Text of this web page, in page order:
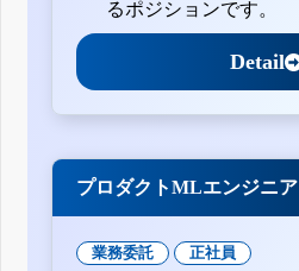
るポジションです。
Detail
プロダクトMLエンジニア
業務委託 正社員